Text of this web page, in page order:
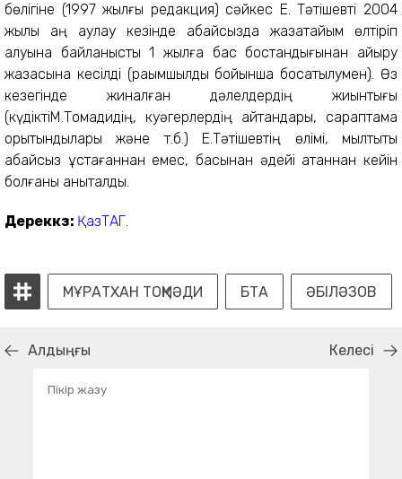
бөлігіне (1997 жылғы редакция) сәйкес Е. Тәтішевті 2004
жылы аң аулау кезінде абайсызда жазатайым өлтіріп
алуына байланысты 1 жылға бас бостандығынан айыру
жазасына кесілді (рақымшылдық бойынша босатылумен). Өз
кезегінде жиналған дәлелдердің жиынтығы
(күдіктіМ.Тоқмадидің, куәгерлердің айтқандары, сараптама
қорытындылары және т.б.) Е.Тәтішевтің өлімі, мылтықты
абайсыз ұстағаннан емес, басынан әдейі атқаннан кейін
болғаны анықталды.
Дереккөз: ҚазТАГ.
МҰРАТХАН ТОҚМӘДИ БТА ӘБІЛӘЗОВ
Алдыңғы Келесі